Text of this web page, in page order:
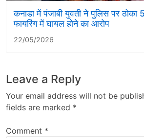
कनाडा में पंजाबी युवती ने पुलिस पर ठोका
फायरिंग में घायल होने का आरोप
22/05/2026
Leave a Reply
Your email address will not be
fields are marked *
Comment *